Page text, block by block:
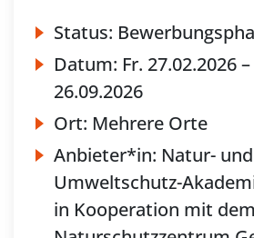
Status:
Datum: Fr. 27.02.2026 –
26.09.2026
Ort: Mehrere Orte
Anbieter*in: Natur- und
Umweltschutz-
in Kooperation mit